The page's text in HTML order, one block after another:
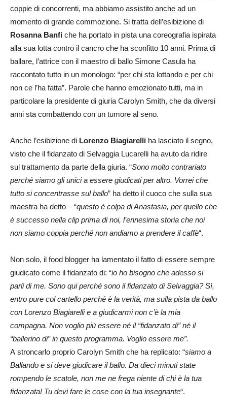
coppie di concorrenti, ma abbiamo assistito anche ad un
momento di grande commozione. Si tratta dell’esibizione di
Rosanna Banfi che ha portato in pista una coreografia ispirata
alla sua lotta contro il cancro che ha sconfitto 10 anni. Prima di
ballare, l’attrice con il maestro di ballo Simone Casula ha
raccontato tutto in un monologo: “per chi sta lottando e per chi
non ce l’ha fatta”. Parole che hanno emozionato tutti, ma in
particolare la presidente di giuria Carolyn Smith, che da diversi
anni sta combattendo con un tumore al seno.
Anche l’esibizione di Lorenzo Biagiarelli ha lasciato il segno,
visto che il fidanzato di Selvaggia Lucarelli ha avuto da ridire
sul trattamento da parte della giuria. “Sono molto contrariato
perché siamo gli unici a essere giudicati per altro. Vorrei che
tutto si concentrasse sul ballo” ha detto il cuoco che sulla sua
maestra ha detto – “questo è colpa di Anastasia, per quello che
è successo nella clip prima di noi, l’ennesima storia che noi
non siamo coppia perché non andiamo a prendere il caffè“.
Non solo, il food blogger ha lamentato il fatto di essere sempre
giudicato come il fidanzato di: “io ho bisogno che adesso si
parli di me. Sono qui perché sono il fidanzato di Selvaggia? Sì,
entro pure col cartello perché è la verità, ma sulla pista da ballo
con Lorenzo Biagiarelli e a giudicarmi non c’è la mia
compagna. Non voglio più essere né il “fidanzato di” né il
“ballerino di” in questo programma. Voglio essere me”.
A stroncarlo proprio Carolyn Smith che ha replicato: “siamo a
Ballando e si deve giudicare il ballo. Da dieci minuti state
rompendo le scatole, non me ne frega niente di chi è la tua
fidanzata! Tu devi fare le cose con la tua insegnante“.